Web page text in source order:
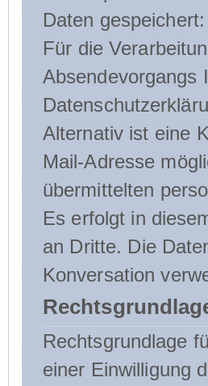
Daten gespeichert:
Für die
Absendevorgangs
Alternativ ist eine
Mail-Adresse
übermittelten
Es erfolgt in
an Dritte. Die
Konversation
Rechtsgrundlage
einer Einwilligung